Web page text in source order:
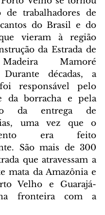
de trabalhadores de
do Brasil e do
vieram à região
da Estrada de
Mamoré
Durante décadas, a
responsável pelo
da borracha e pela
da entrega de
uma vez que o
era feito
São mais de 300
que atravessam a
mata da Amazônia e
Velho e Guarajá-
fronteira com a